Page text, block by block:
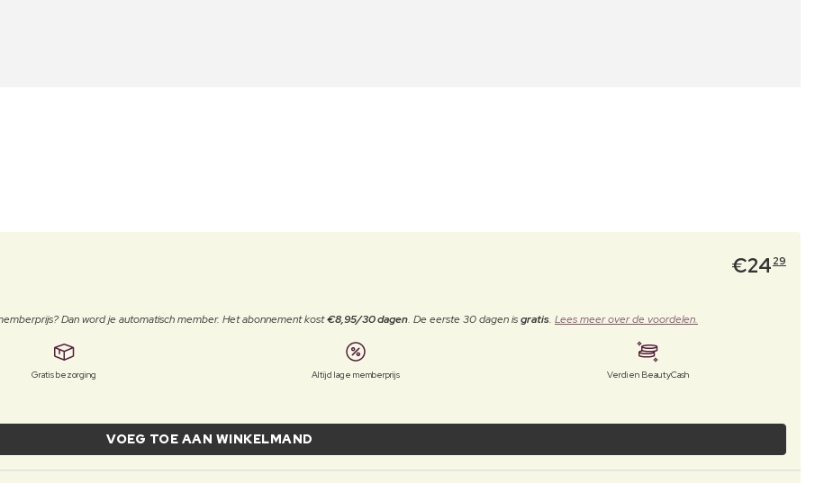
€24 29
Dan word je automatisch member. Het abonnement kost€8,95/30 dagen. De eerste 30 dagen isgratis. Lees meer over de voordelen.
Gratis bezorging Altijd lage memberprijs Verdien BeautyCash
VOEG TOE AAN WINKELMAND